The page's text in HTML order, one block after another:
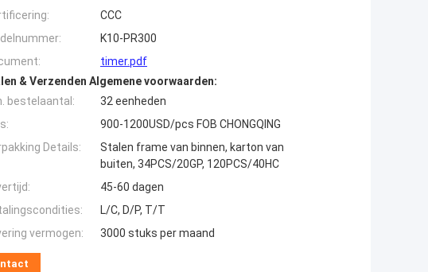
CCC
K10-PR300
timer.pdf
& Verzenden Algemene voorwaarden:
bestelaantal:
32 eenheden
900-1200USD/pcs FOB CHONGQING
Details:
Stalen frame van binnen, karton van
buiten, 34PCS/20GP, 120PCS/40HC
45-60 dagen
L/C, D/P, T/T
vermogen:
3000 stuks per maand